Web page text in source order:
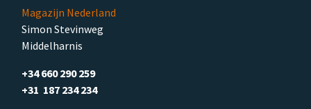
Magazijn Nederland
Simon Stevinweg
Middelharnis
+34 660 290 259
+31 187 234 234